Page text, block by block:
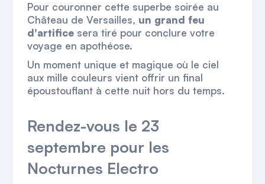
Pour couronner cette superbe soirée au
Château de Versailles, un grand feu
d'artifice sera tiré pour conclure votre
voyage en apothéose.
Un moment unique et magique où le ciel
aux mille couleurs vient offrir un final
époustouflant à cette nuit hors du temps.
Rendez-vous le 23
septembre pour les
Nocturnes Electro